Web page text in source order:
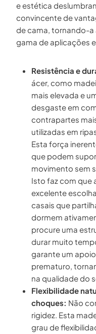
e estética
convincente de
de cama, tornando-a
gama de aplicações
Resistência e
ácer, como
mais elevada e
desgaste em
contrapartes
utilizadas em
Esta força
que podem
movimento sem
Isto faz com que
excelente
casais que
dormem
procure uma
durar muito
garante um
prematuro,
na qualidade do
Flexibilidade
choques: Não
rigidez. Esta
grau de